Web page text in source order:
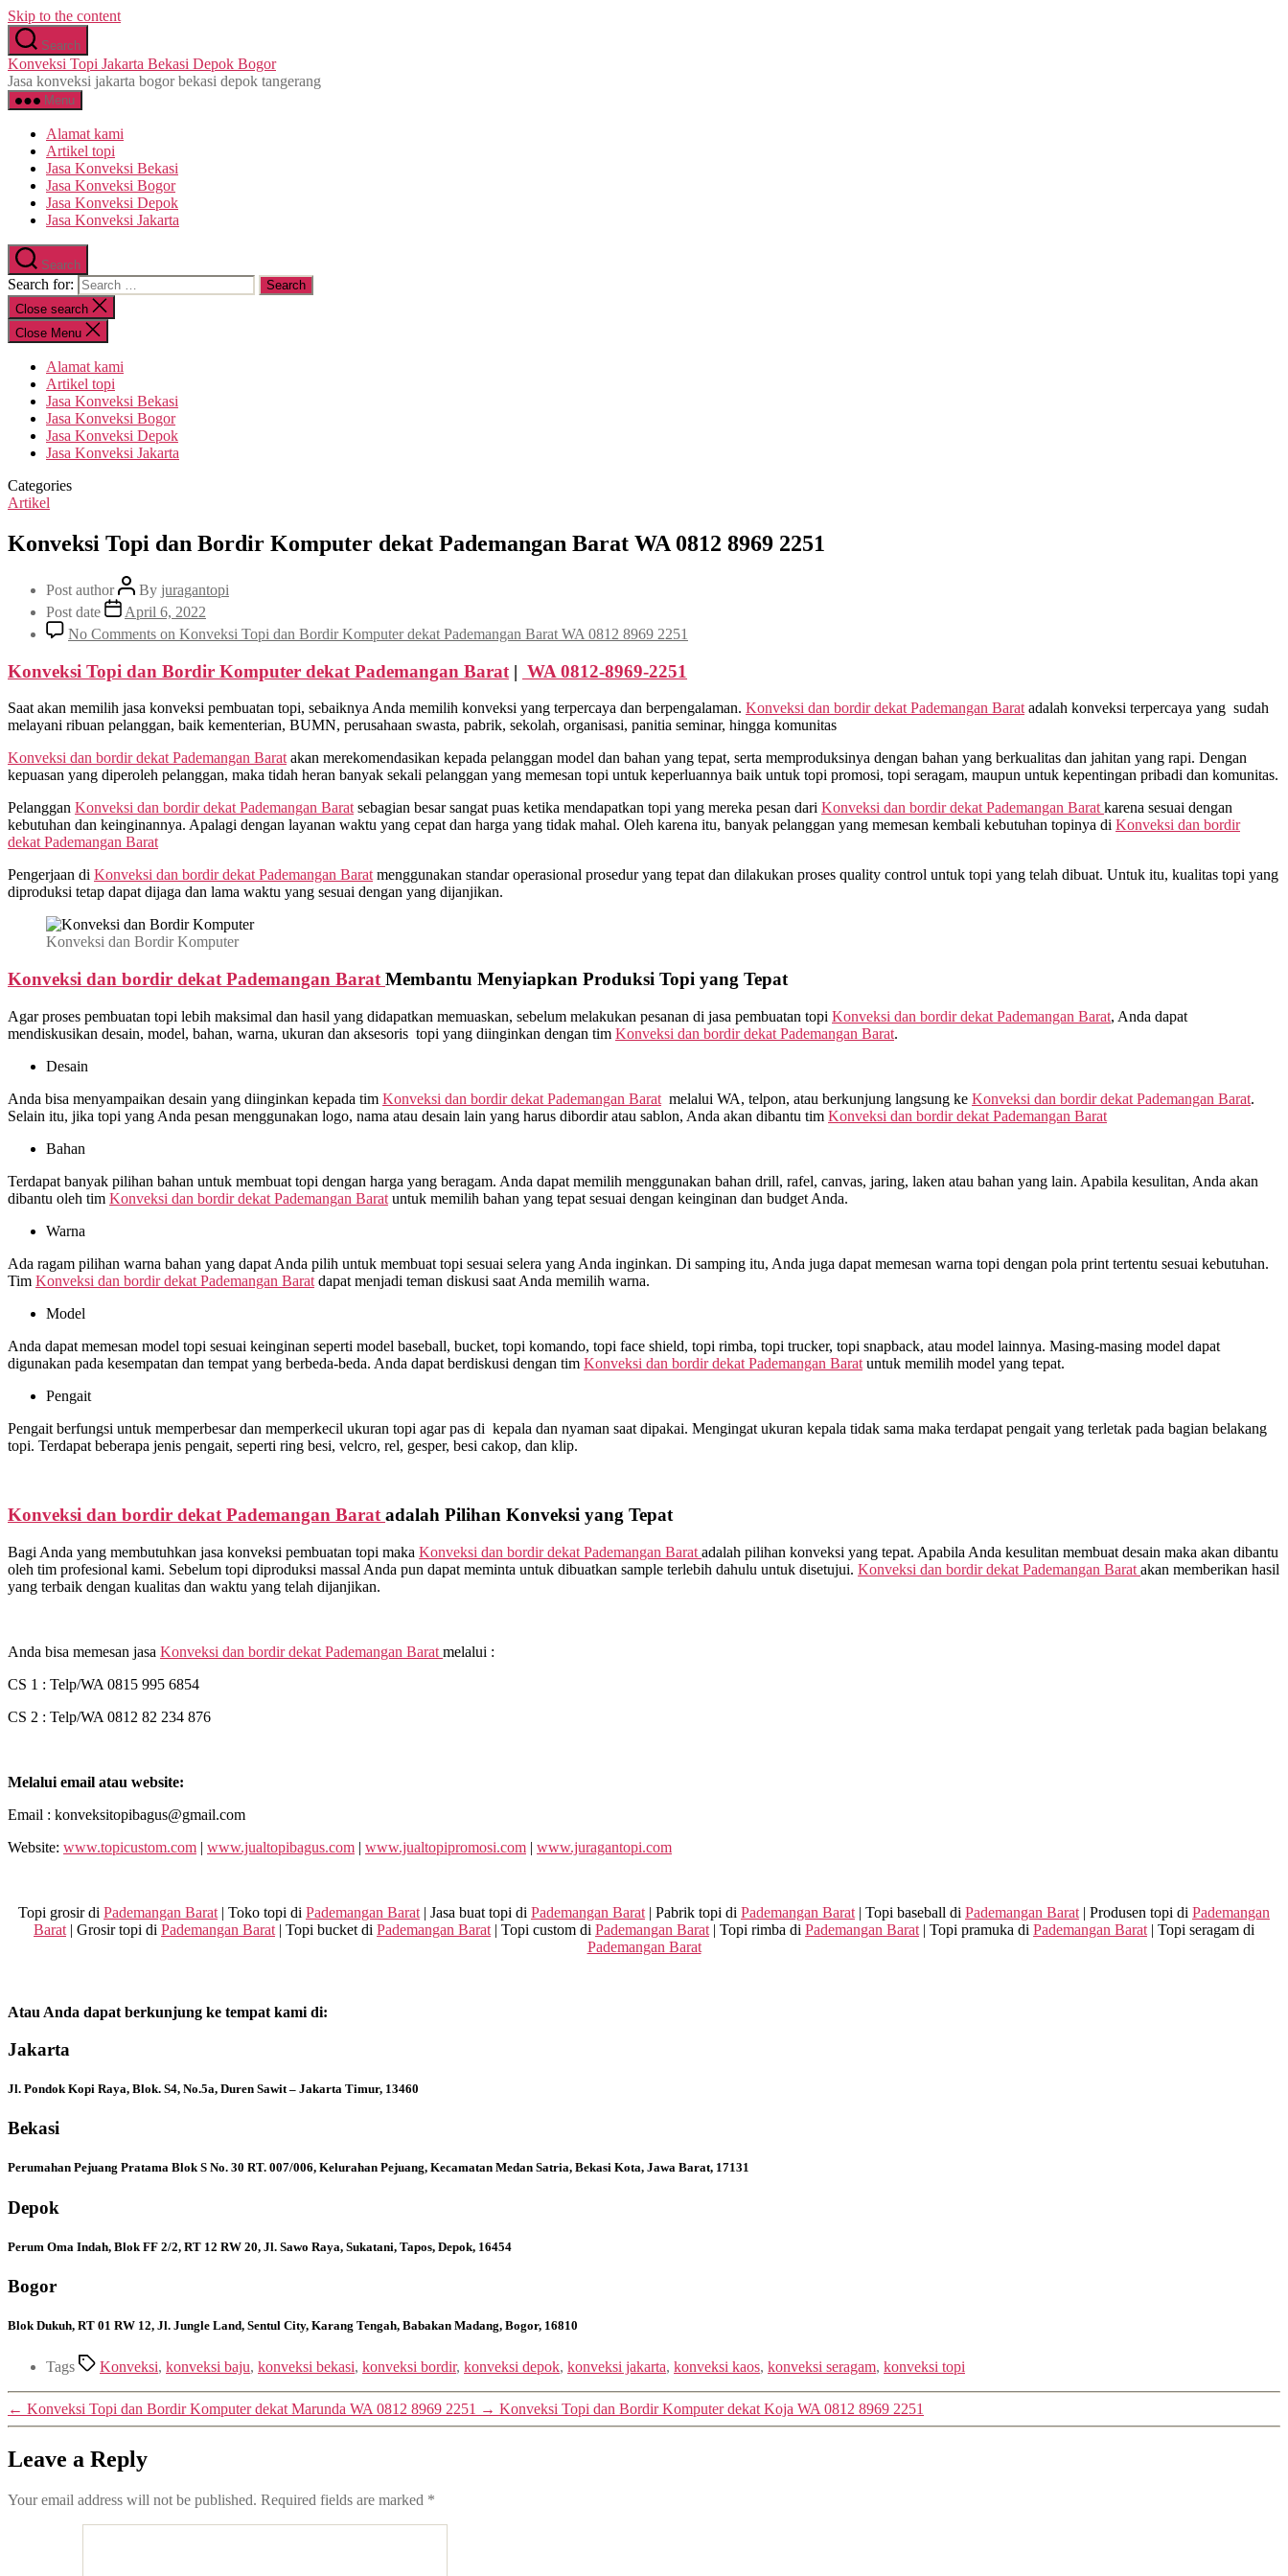
Skip to the content
Search
Konveksi Topi Jakarta Bekasi Depok Bogor
Jasa konveksi jakarta bogor bekasi depok tangerang
Menu
Alamat kami
Artikel topi
Jasa Konveksi Bekasi
Jasa Konveksi Bogor
Jasa Konveksi Depok
Jasa Konveksi Jakarta
Search
Search for:
Close search
Close Menu
Alamat kami
Artikel topi
Jasa Konveksi Bekasi
Jasa Konveksi Bogor
Jasa Konveksi Depok
Jasa Konveksi Jakarta
Categories
Artikel
Konveksi Topi dan Bordir Komputer dekat Pademangan Barat WA 0812 8969 2251
Post author By juragantopi
Post date
April 6, 2022
No Comments on Konveksi Topi dan Bordir Komputer dekat Pademangan Barat WA 0812 8969 2251
Konveksi Topi dan Bordir Komputer dekat Pademangan Barat | WA 0812-8969-2251
Saat akan memilih jasa konveksi pembuatan topi, sebaiknya Anda memilih konveksi yang terpercaya dan berpengalaman. Konveksi dan bordir dekat Pademangan Barat adalah konveksi terpercaya yang sudah
melayani ribuan pelanggan, baik kementerian, BUMN, perusahaan swasta, pabrik, sekolah, organisasi, panitia seminar, hingga komunitas
Konveksi dan bordir dekat Pademangan Barat akan merekomendasikan kepada pelanggan model dan bahan yang tepat, serta memproduksinya dengan bahan yang berkualitas dan jahitan yang rapi. Dengan
kepuasan yang diperoleh pelanggan, maka tidah heran banyak sekali pelanggan yang memesan topi untuk keperluannya baik untuk topi promosi, topi seragam, maupun untuk kepentingan pribadi dan komunitas.
Pelanggan Konveksi dan bordir dekat Pademangan Barat sebagian besar sangat puas ketika mendapatkan topi yang mereka pesan dari Konveksi dan bordir dekat Pademangan Barat karena sesuai dengan
kebutuhan dan keinginannya. Apalagi dengan layanan waktu yang cepat dan harga yang tidak mahal. Oleh karena itu, banyak pelanggan yang memesan kembali kebutuhan topinya di Konveksi dan bordir
dekat Pademangan Barat
Pengerjaan di Konveksi dan bordir dekat Pademangan Barat menggunakan standar operasional prosedur yang tepat dan dilakukan proses quality control untuk topi yang telah dibuat. Untuk itu, kualitas topi yang
diproduksi tetap dapat dijaga dan lama waktu yang sesuai dengan yang dijanjikan.
Konveksi dan Bordir Komputer
Konveksi dan bordir dekat Pademangan Barat Membantu Menyiapkan Produksi Topi yang Tepat
Agar proses pembuatan topi lebih maksimal dan hasil yang didapatkan memuaskan, sebelum melakukan pesanan di jasa pembuatan topi Konveksi dan bordir dekat Pademangan Barat, Anda dapat
mendiskusikan desain, model, bahan, warna, ukuran dan aksesoris topi yang diinginkan dengan tim Konveksi dan bordir dekat Pademangan Barat.
Desain
Anda bisa menyampaikan desain yang diinginkan kepada tim Konveksi dan bordir dekat Pademangan Barat melalui WA, telpon, atau berkunjung langsung ke Konveksi dan bordir dekat Pademangan Barat.
Selain itu, jika topi yang Anda pesan menggunakan logo, nama atau desain lain yang harus dibordir atau sablon, Anda akan dibantu tim Konveksi dan bordir dekat Pademangan Barat
Bahan
Terdapat banyak pilihan bahan untuk membuat topi dengan harga yang beragam. Anda dapat memilih menggunakan bahan drill, rafel, canvas, jaring, laken atau bahan yang lain. Apabila kesulitan, Anda akan
dibantu oleh tim Konveksi dan bordir dekat Pademangan Barat untuk memilih bahan yang tepat sesuai dengan keinginan dan budget Anda.
Warna
Ada ragam pilihan warna bahan yang dapat Anda pilih untuk membuat topi sesuai selera yang Anda inginkan. Di samping itu, Anda juga dapat memesan warna topi dengan pola print tertentu sesuai kebutuhan.
Tim Konveksi dan bordir dekat Pademangan Barat dapat menjadi teman diskusi saat Anda memilih warna.
Model
Anda dapat memesan model topi sesuai keinginan seperti model baseball, bucket, topi komando, topi face shield, topi rimba, topi trucker, topi snapback, atau model lainnya. Masing-masing model dapat
digunakan pada kesempatan dan tempat yang berbeda-beda. Anda dapat berdiskusi dengan tim Konveksi dan bordir dekat Pademangan Barat untuk memilih model yang tepat.
Pengait
Pengait berfungsi untuk memperbesar dan memperkecil ukuran topi agar pas di kepala dan nyaman saat dipakai. Mengingat ukuran kepala tidak sama maka terdapat pengait yang terletak pada bagian belakang
topi. Terdapat beberapa jenis pengait, seperti ring besi, velcro, rel, gesper, besi cakop, dan klip.
Konveksi dan bordir dekat Pademangan Barat adalah Pilihan Konveksi yang Tepat
Bagi Anda yang membutuhkan jasa konveksi pembuatan topi maka Konveksi dan bordir dekat Pademangan Barat adalah pilihan konveksi yang tepat. Apabila Anda kesulitan membuat desain maka akan dibantu
oleh tim profesional kami. Sebelum topi diproduksi massal Anda pun dapat meminta untuk dibuatkan sample terlebih dahulu untuk disetujui. Konveksi dan bordir dekat Pademangan Barat akan memberikan hasil
yang terbaik dengan kualitas dan waktu yang telah dijanjikan.
Anda bisa memesan jasa Konveksi dan bordir dekat Pademangan Barat melalui :
CS 1 : Telp/WA 0815 995 6854
CS 2 : Telp/WA 0812 82 234 876
Melalui email atau website:
Email : konveksitopibagus@gmail.com
Website: www.topicustom.com | www.jualtopibagus.com | www.jualtopipromosi.com | www.juragantopi.com
Topi grosir di Pademangan Barat | Toko topi di Pademangan Barat | Jasa buat topi di Pademangan Barat | Pabrik topi di Pademangan Barat | Topi baseball di Pademangan Barat | Produsen topi di Pademangan
Barat | Grosir topi di Pademangan Barat | Topi bucket di Pademangan Barat | Topi custom di Pademangan Barat | Topi rimba di Pademangan Barat | Topi pramuka di Pademangan Barat | Topi seragam di
Pademangan Barat
Atau Anda dapat berkunjung ke tempat kami di:
Jakarta
Jl. Pondok Kopi Raya, Blok. S4, No.5a, Duren Sawit – Jakarta Timur, 13460
Bekasi
Perumahan Pejuang Pratama Blok S No. 30 RT. 007/006, Kelurahan Pejuang, Kecamatan Medan Satria, Bekasi Kota, Jawa Barat, 17131
Depok
Perum Oma Indah, Blok FF 2/2, RT 12 RW 20, Jl. Sawo Raya, Sukatani, Tapos, Depok, 16454
Bogor
Blok Dukuh, RT 01 RW 12, Jl. Jungle Land, Sentul City, Karang Tengah, Babakan Madang, Bogor, 16810
Tags Konveksi, konveksi baju, konveksi bekasi, konveksi bordir, konveksi depok, konveksi jakarta, konveksi kaos, konveksi seragam, konveksi topi
← Konveksi Topi dan Bordir Komputer dekat Marunda WA 0812 8969 2251 → Konveksi Topi dan Bordir Komputer dekat Koja WA 0812 8969 2251
Leave a Reply
Your email address will not be published. Required fields are marked *